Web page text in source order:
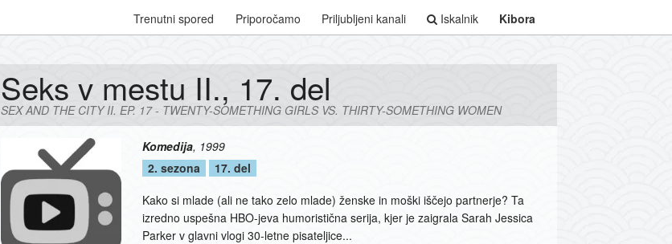
Trenutni spored Priporočamo Priljubljeni kanali Iskalnik Kibora
Seks v mestu II., 17. del
SEX AND THE CITY II. EP. 17 - TWENTY-SOMETHING GIRLS VS. THIRTY-SOMETHING WOMEN
Komedija, 1999
2. sezona
17. del
Kako si mlade (ali ne tako zelo mlade) ženske in moški iščejo partnerje? Ta
izredno uspešna HBO-jeva humoristična serija, kjer je zaigrala Sarah Jessica
Parker v glavni vlogi 30-letne pisateljice...